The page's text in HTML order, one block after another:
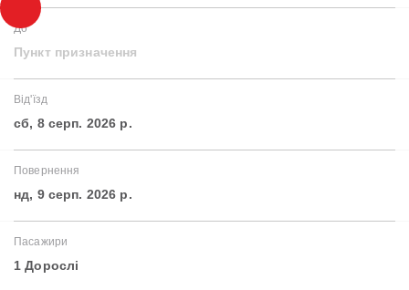
До
Пункт призначення
Від'їзд
сб, 8 серп. 2026 р.
Повернення
нд, 9 серп. 2026 р.
Пасажири
1 Дорослі